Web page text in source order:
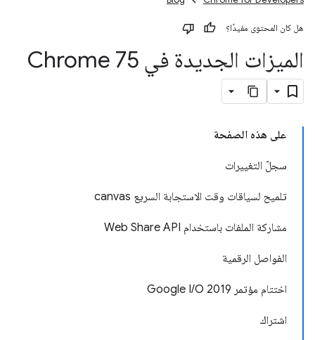
هل كان المحتوى مفيدًا؟
الميزات الجديدة في Chrome 75
على هذه الصفحة
سجلّ التغييرات
تلميح لسياقات وقت الاستجابة السريع canvas
مشاركة الملفات باستخدام Web Share API
الفواصل الرقمية
اختتام مؤتمر Google I/O 2019
اشتراك